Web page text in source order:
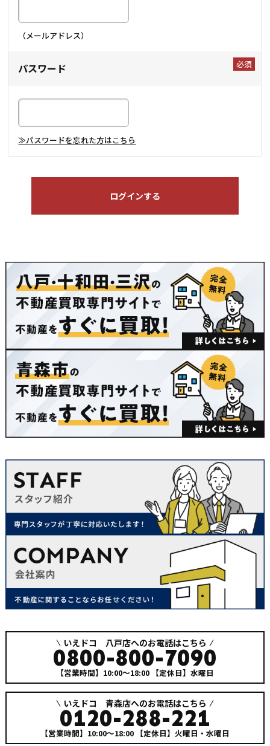
（メールアドレス）
パスワード
≫パスワードを忘れた方はこちら
いえドコ 八戸店へのお電話はこちら
0800-800-7090
【営業時間】10:00～18:00 【定休日】水曜日
いえドコ 青森店へのお電話はこちら
0120-288-221
【営業時間】10:00～18:00 【定休日】火曜日・水曜日